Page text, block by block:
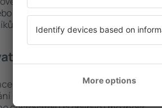
počet hvězdiček, které hotel
hotel in Keswick?
eSky.cz ušetříte čas i peníze.
ubytovacích zařízení in Keswick a